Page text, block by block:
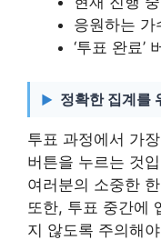
응원하는 가
‘투표 완료’
정확한 집계를
투표 과정에서 가
버튼을 누르는 것
여러분의 소중한
또한, 투표 중간에
지 않도록 주의해